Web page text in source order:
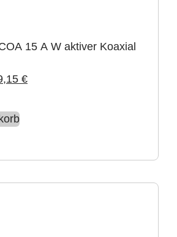
15 A W aktiver Koaxial
€